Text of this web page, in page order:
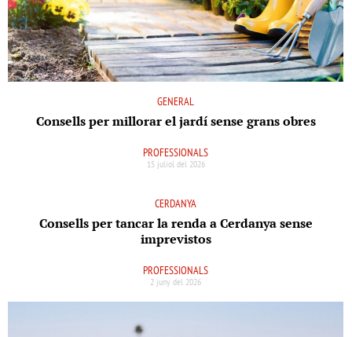
GENERAL
Consells per millorar el jardí sense grans obres
PROFESSIONALS
15 juliol del 2026
CERDANYA
Consells per tancar la renda a Cerdanya sense
imprevistos
PROFESSIONALS
2 juny del 2026